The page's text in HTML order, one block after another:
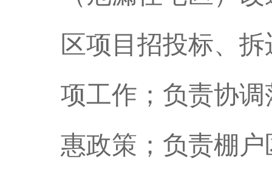
区项目招投标、
项工作；负责协
惠政策；负责棚